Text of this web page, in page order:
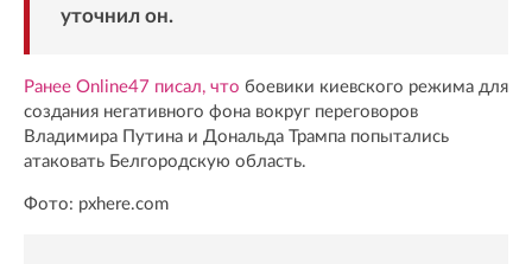
уточнил он.
Ранее Online47 писал, что боевики киевского режима для
создания негативного фона вокруг переговоров
Владимира Путина и Дональда Трампа попытались
атаковать Белгородскую область.
Фото: pxhere.com